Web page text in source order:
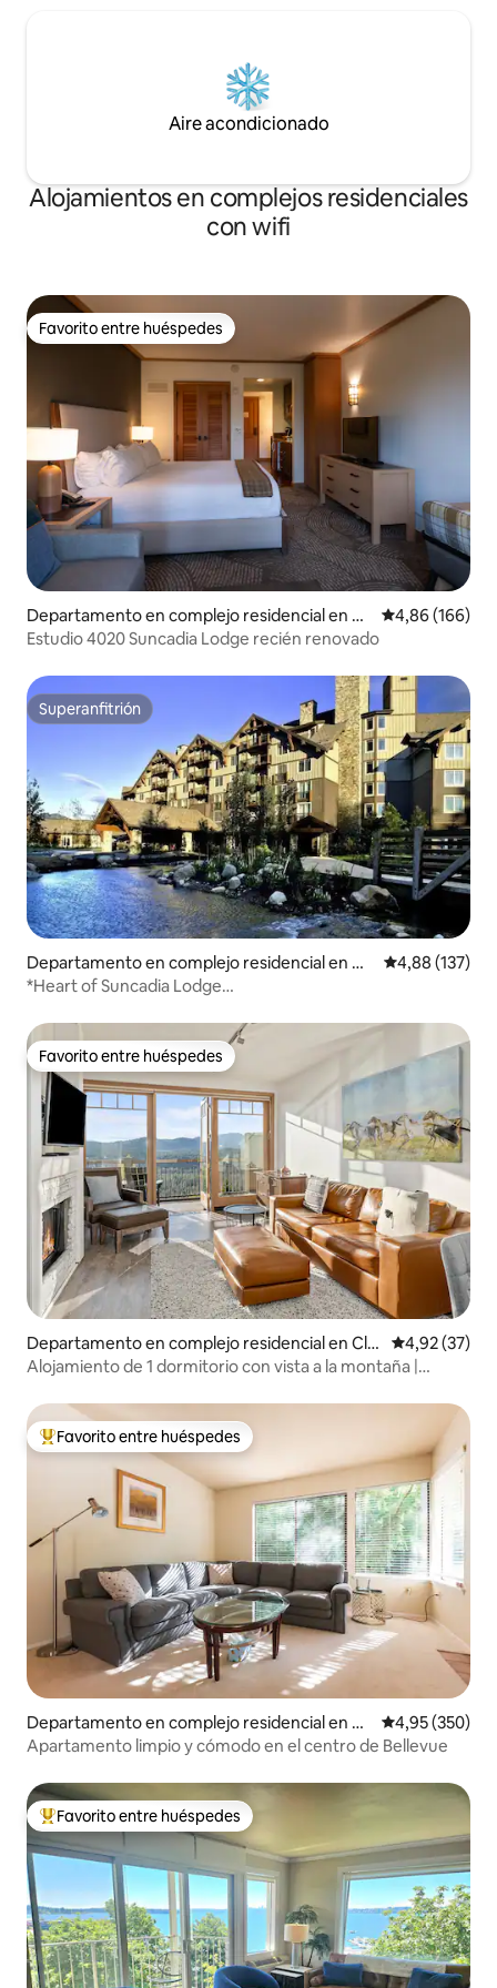
Aire acondicionado
Alojamientos en complejos residenciales
con wifi
Favorito entre huéspedes
Favorito entre huéspedes
Departamento en complejo residencial en Cl
e Elum
Calificación
4,86 (166)
Estudio 4020 Suncadia Lodge recién renovado
Superanfitrión
Superanfitrión
Departamento en complejo residencial en Cl
e Elum
Calificación
4,88 (137)
*Heart of Suncadia Lodge
Favorito entre huéspedes
Favorito entre huéspedes
Departamento en complejo residencial en Cle
Elum
Calificación
4,92 (37)
Alojamiento de 1 dormitorio con vista a la montaña |
Favorito entre los huéspedes más destacados
Favorito entre huéspedes
Departamento en complejo residencial en Be
llevue
Calificación
4,95 (350)
Apartamento limpio y cómodo en el centro de Bellevue
Favorito entre los huéspedes más destacados
Favorito entre huéspedes